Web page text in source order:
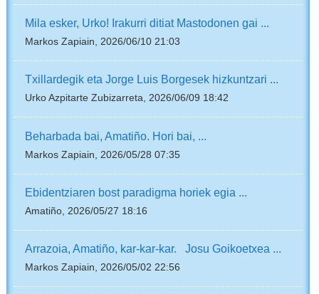
Mila esker, Urko! Irakurri ditiat Mastodonen gai ...
Markos Zapiain, 2026/06/10 21:03
Txillardegik eta Jorge Luis Borgesek hizkuntzari ...
Urko Azpitarte Zubizarreta, 2026/06/09 18:42
Beharbada bai, Amatiño. Hori bai, ...
Markos Zapiain, 2026/05/28 07:35
Ebidentziaren bost paradigma horiek egia ...
Amatiño, 2026/05/27 18:16
Arrazoia, Amatiño, kar-kar-kar. Josu Goikoetxea ...
Markos Zapiain, 2026/05/02 22:56